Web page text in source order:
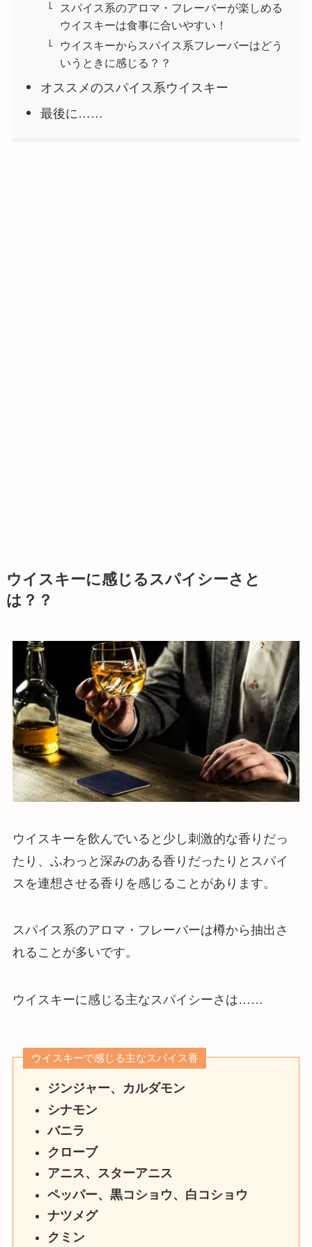
スパイス系のアロマ・フレーバーが楽しめる
ウイスキーは食事に合いやすい！
ウイスキーからスパイス系フレーバーはどう
いうときに感じる？？
オススメのスパイス系ウイスキー
最後に……
ウイスキーに感じるスパイシーさと
は？？
ウイスキーを飲んでいると少し刺激的な香りだっ
たり、ふわっと深みのある香りだったりとスパイ
スを連想させる香りを感じることがあります。
スパイス系のアロマ・フレーバーは樽から抽出さ
れることが多いです。
ウイスキーに感じる主なスパイシーさは……
ウイスキーで感じる主なスパイス香
ジンジャー、カルダモン
シナモン
バニラ
クローブ
アニス、スターアニス
ペッパー、黒コショウ、白コショウ
ナツメグ
クミン